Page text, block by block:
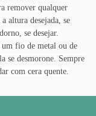
remover qualquer
altura desejada, se
se desejar.
um fio de metal ou de
se desmorone. Sempre
com cera quente.